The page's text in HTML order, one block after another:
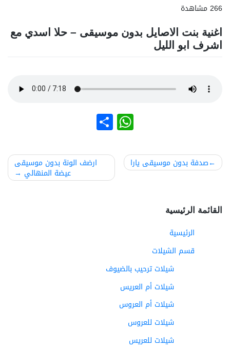
266 مشاهدة
اغنية بنت الاصايل بدون موسيقى – حلا اسدي مع
اشرف ابو الليل
WhatsApp
نشر
تصفّحصدفة بدون موسيقى يارا ارضف الونة بدون موسيقى
عيضة المنهالي
القائمة الرئيسية
الرئيسية
قسم الشيلات
شيلات ترحيب بالضيوف
شيلات أم العريس
شيلات أم العروس
شيلات للعروس
شيلات للعريس